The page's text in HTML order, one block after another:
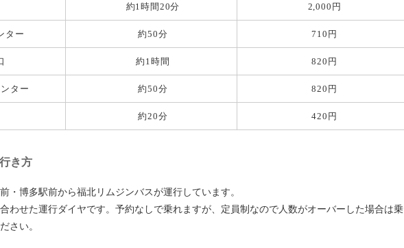
約1時間20分 2,000円
ター 約50分 710円
約1時間 820円
ター 約50分 820円
約20分 420円
き方
・博多駅前から福北リムジンバスが運行しています。
わせた運行ダイヤです。予約なしで乗れますが、定員制なので人数がオーバーした場合は乗
さい。